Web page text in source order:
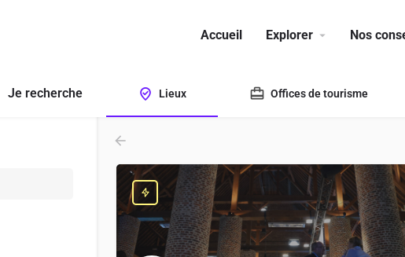
Accueil Explorer Nos
Je recherche Lieux Offices de tourisme